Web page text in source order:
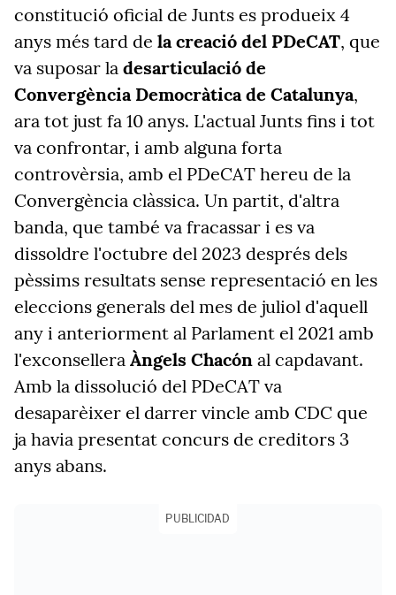
constitució oficial de Junts es produeix 4
anys més tard de la creació del PDeCAT, que
va suposar la desarticulació de
Convergència Democràtica de Catalunya,
ara tot just fa 10 anys. L'actual Junts fins i tot
va confrontar, i amb alguna forta
controvèrsia, amb el PDeCAT hereu de la
Convergència clàssica. Un partit, d'altra
banda, que també va fracassar i es va
dissoldre l'octubre del 2023 després dels
pèssims resultats sense representació en les
eleccions generals del mes de juliol d'aquell
any i anteriorment al Parlament el 2021 amb
l'exconsellera Àngels Chacón al capdavant.
Amb la dissolució del PDeCAT va
desaparèixer el darrer vincle amb CDC que
ja havia presentat concurs de creditors 3
anys abans.
PUBLICIDAD